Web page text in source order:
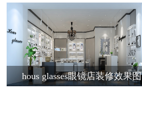
hous glasses眼镜店装修效果图